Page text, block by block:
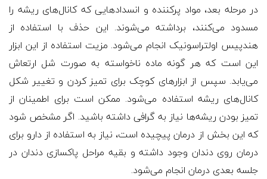
در مرحله بعد، مواد پرکننده و انسدادهایی که کانال‌های ریشه را
مسدود می‌کنند، برداشته می‌شوند. این حذف با استفاده از
هندپیس اولتراسونیک انجام می‌شود. مزیت استفاده از این ابزار
این است که هر گونه ماده ناخواسته به صورت شل ارتعاش
می‌یابد. سپس از ابزارهای کوچک برای تمیز کردن و تغییر شکل
کانال‌های ریشه استفاده می‌شود. ممکن است برای اطمینان از
تمیز بودن ریشه‌ها نیاز به گرافی داشته باشید. اگر مشخص شود
که این بخش از درمان پیچیده است، نیاز به استفاده از دارو برای
درمان روی دندان وجود داشته و بقیه مراحل پاکسازی دندان در
جلسه بعدی درمان انجام می‌شود.